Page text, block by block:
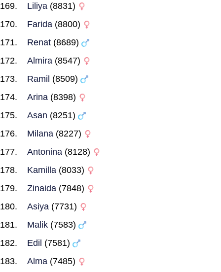
Liliya (8831)
Farida (8800)
Renat (8689)
Almira (8547)
Ramil (8509)
Arina (8398)
Asan (8251)
Milana (8227)
Antonina (8128)
Kamilla (8033)
Zinaida (7848)
Asiya (7731)
Malik (7583)
Edil (7581)
Alma (7485)